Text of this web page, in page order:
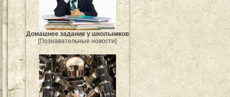
Домашнее задание у школьников
[Познавательные новости]